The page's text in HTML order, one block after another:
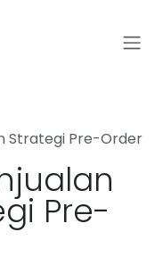
Strategi Pre-Order
Pre-